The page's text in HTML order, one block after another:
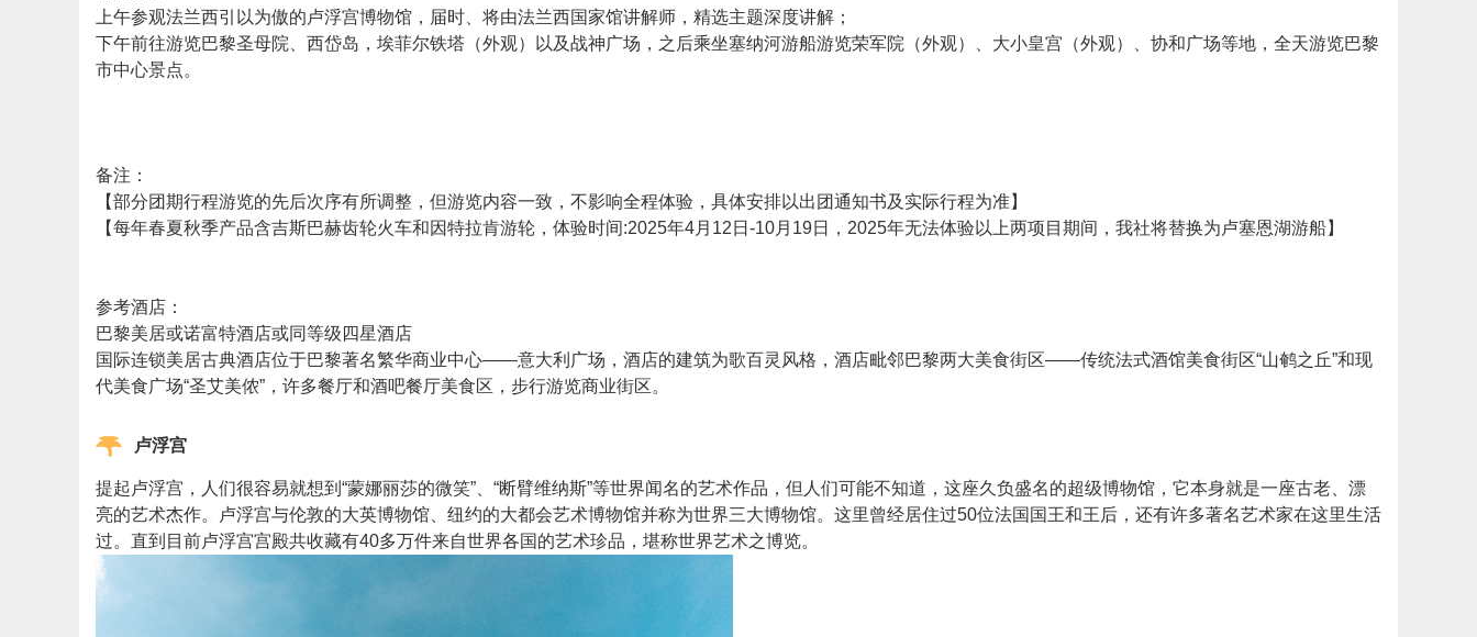
上午参观法兰西引以为傲的卢浮宫博物馆，届时、将由法兰西国家馆讲解师，精选主题深度讲解；
下午前往游览巴黎圣母院、西岱岛，埃菲尔铁塔（外观）以及战神广场，之后乘坐塞纳河游船游览荣军院（外观）、大小皇宫（外观）、协和广场等地，全天游览巴黎
市中心景点。
备注：
【部分团期行程游览的先后次序有所调整，但游览内容一致，不影响全程体验，具体安排以出团通知书及实际行程为准】
【每年春夏秋季产品含吉斯巴赫齿轮火车和因特拉肯游轮，体验时间:2025年4月12日-10月19日，2025年无法体验以上两项目期间，我社将替换为卢塞恩湖游船】
参考酒店：
巴黎美居或诺富特酒店或同等级四星酒店
国际连锁美居古典酒店位于巴黎著名繁华商业中心——意大利广场，酒店的建筑为歌百灵风格，酒店毗邻巴黎两大美食街区——传统法式酒馆美食街区“山鹌之丘”和现
代美食广场“圣艾美侬”，许多餐厅和酒吧餐厅美食区，步行游览商业街区。
卢浮宫
提起卢浮宫，人们很容易就想到“蒙娜丽莎的微笑”、“断臂维纳斯”等世界闻名的艺术作品，但人们可能不知道，这座久负盛名的超级博物馆，它本身就是一座古老、漂
亮的艺术杰作。卢浮宫与伦敦的大英博物馆、纽约的大都会艺术博物馆并称为世界三大博物馆。这里曾经居住过50位法国国王和王后，还有许多著名艺术家在这里生活
过。直到目前卢浮宫宫殿共收藏有40多万件来自世界各国的艺术珍品，堪称世界艺术之博览。